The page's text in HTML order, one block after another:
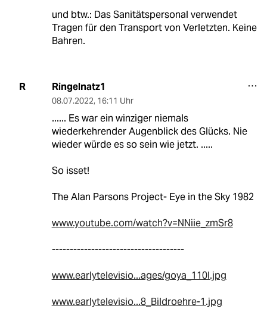
und btw.: Das Sanitätspersonal verwendet
Tragen für den Transport von Verletzten. Keine
Bahren.
R Ringelnatz1
08.07.2022, 16:11 Uhr
...... Es war ein winziger niemals
wiederkehrender Augenblick des Glücks. Nie
wieder würde es so sein wie jetzt. .....
So isset!
The Alan Parsons Project- Eye in the Sky 1982
www.youtube.com/watch?v=NNiie_zmSr8
-------------------------------------
www.earlytelevisio...ages/goya_110l.jpg
www.earlytelevisio...8_Bildroehre-1.jpg